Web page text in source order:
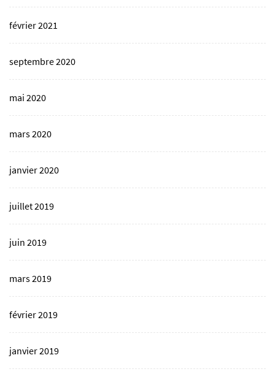
février 2021
septembre 2020
mai 2020
mars 2020
janvier 2020
juillet 2019
juin 2019
mars 2019
février 2019
janvier 2019